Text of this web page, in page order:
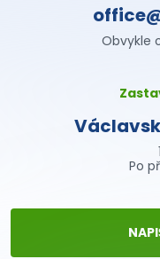
Obvykle
Po